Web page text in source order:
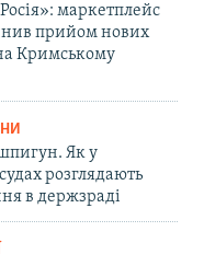
маркетплейс
прийом нових
Кримському
Як у
розглядають
в держзраді